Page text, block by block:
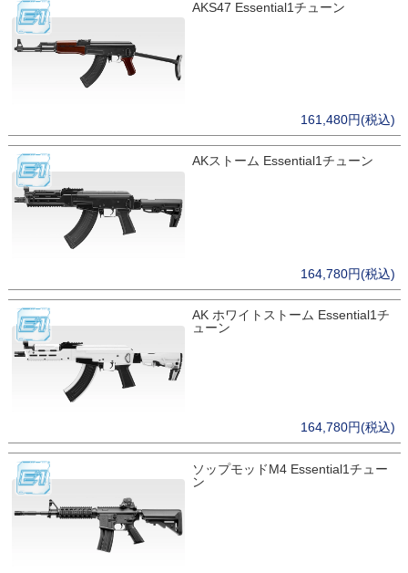
AKS47 Essential1チューン
161,480円(税込)
AKストーム Essential1チューン
164,780円(税込)
AK ホワイトストーム Essential1チ
ューン
164,780円(税込)
ソップモッドM4 Essential1チュー
ン